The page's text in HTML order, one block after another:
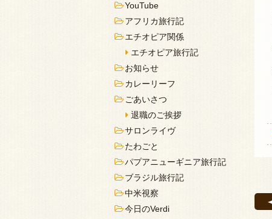
YouTube
アフリカ旅行記
エチオピア関係
エチオピア旅行記
お知らせ
カレーリーフ
ごあいさつ
退職のご挨拶
サロンライヴ
たわごと
パプアニューギニア旅行記
ブラジル旅行記
中米視察
今日のVerdi